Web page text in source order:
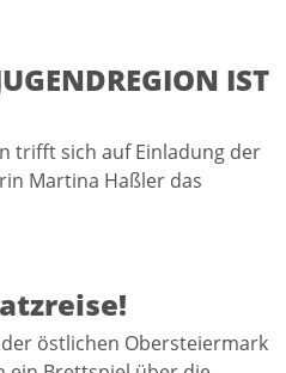
IST
trifft sich auf Einladung der
Martina Haßler das
östlichen Obersteiermark